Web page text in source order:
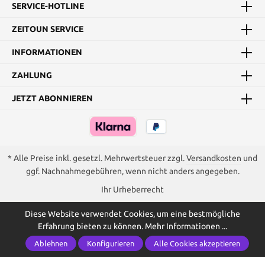
SERVICE-HOTLINE
ZEITOUN SERVICE
INFORMATIONEN
ZAHLUNG
JETZT ABONNIEREN
* Alle Preise inkl. gesetzl. Mehrwertsteuer zzgl.Versandkosten und
ggf. Nachnahmegebühren, wenn nicht anders angegeben.
Ihr Urheberrecht
Diese Website verwendet Cookies, um eine bestmögliche
Erfahrung bieten zu können. Mehr Informationen ...
Ablehnen Konfigurieren Alle Cookies akzeptieren